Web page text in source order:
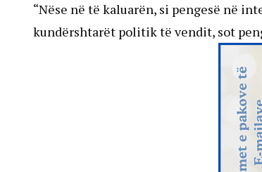
“Nëse në të kaluarën, si pengesë në
kundërshtarët politik të vendit, sot